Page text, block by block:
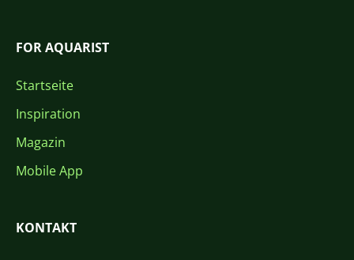
FOR AQUARIST
Startseite
Inspiration
Magazin
Mobile App
KONTAKT